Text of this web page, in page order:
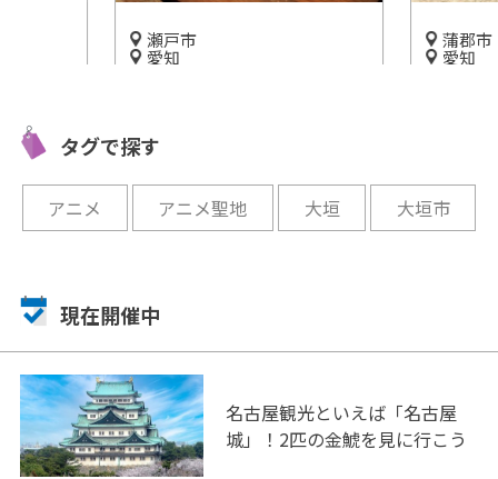
県陶磁美術館
タグで探す
アニメ アニメ聖地 大垣 大垣市
現在開催中
名古屋観光といえば「名古屋
城」！2匹の金鯱を見に行こう